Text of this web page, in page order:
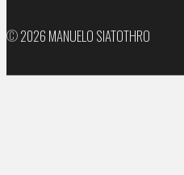
©2026 MANUELO SIATOTHRO